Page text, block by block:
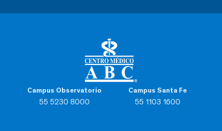
Campus Observatorio
55 5230 8000
Campus Santa Fe
55 1103 1600